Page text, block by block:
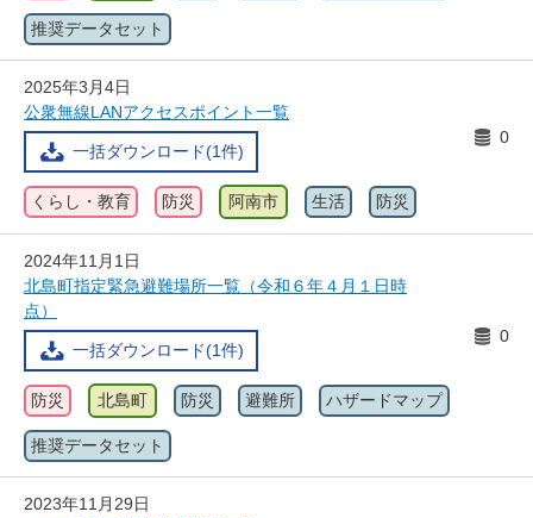
推奨データセット
2025年3月4日
公衆無線LANアクセスポイント一覧
一括ダウンロード(1件)
0
くらし・教育 防災 阿南市 生活 防災
2024年11月1日
北島町指定緊急避難場所一覧（令和６年４月１日時
点）
一括ダウンロード(1件)
0
防災 北島町 防災 避難所 ハザードマップ
推奨データセット
2023年11月29日